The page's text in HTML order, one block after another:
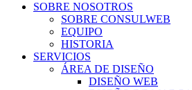
SOBRE NOSOTROS
SOBRE CONSULWEB
EQUIPO
HISTORIA
SERVICIOS
ÁREA DE DISEÑO
DISEÑO WEB